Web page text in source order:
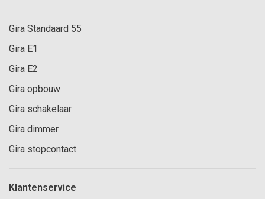
Gira Standaard 55
Gira E1
Gira E2
Gira opbouw
Gira schakelaar
Gira dimmer
Gira stopcontact
Klantenservice